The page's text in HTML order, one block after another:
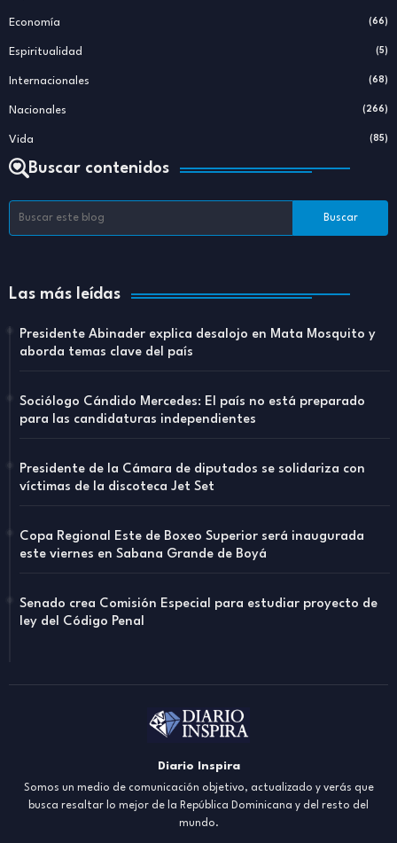
Economía (66)
Espiritualidad (5)
Internacionales (68)
Nacionales (266)
Vida (85)
Buscar contenidos
Las más leídas
Presidente Abinader explica desalojo en Mata Mosquito y
aborda temas clave del país
Sociólogo Cándido Mercedes: El país no está preparado
para las candidaturas independientes
Presidente de la Cámara de diputados se solidariza con
víctimas de la discoteca Jet Set
Copa Regional Este de Boxeo Superior será inaugurada
este viernes en Sabana Grande de Boyá
Senado crea Comisión Especial para estudiar proyecto de
ley del Código Penal
Diario Inspira
Somos un medio de comunicación objetivo, actualizado y verás que
busca resaltar lo mejor de la República Dominicana y del resto del
mundo.